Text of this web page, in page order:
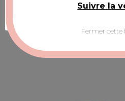
Parfum BLONDE
Configurer la sélection
Suivre la
Fermer cette